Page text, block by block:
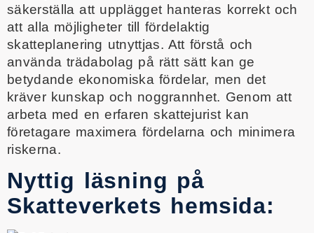
säkerställa att upplägget hanteras korrekt och
att alla möjligheter till fördelaktig
skatteplanering utnyttjas. Att förstå och
använda trädabolag på rätt sätt kan ge
betydande ekonomiska fördelar, men det
kräver kunskap och noggrannhet. Genom att
arbeta med en erfaren skattejurist kan
företagare maximera fördelarna och minimera
riskerna.
Nyttig läsning på
Skatteverkets hemsida: